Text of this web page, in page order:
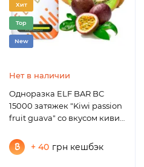
Хит
Top
New
Нет в наличии
Одноразка ELF BAR BC
15000 затяжек "Kiwi passion
fruit guava" со вкусом киви
+ 40 грн кешбэк